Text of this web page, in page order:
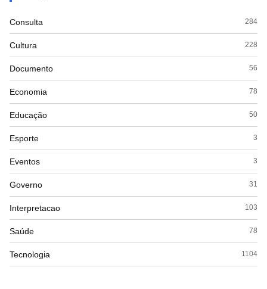
Consulta 284
Cultura 228
Documento 56
Economia 78
Educação 50
Esporte 3
Eventos 3
Governo 31
Interpretacao 103
Saúde 78
Tecnologia 1104